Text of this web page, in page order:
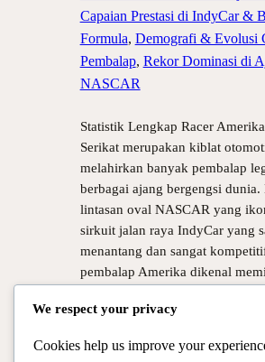
Capaian Prestasi di IndyCar &
Formula, Demografi & Evolusi
Pembalap, Rekor Dominasi di
NASCAR
Statistik Lengkap Racer
Serikat merupakan kiblat
melahirkan banyak pembalap
berbagai ajang bergengsi dunia.
lintasan oval NASCAR yang
sirkuit jalan raya IndyCar yang
menantang dan sangat
pembalap Amerika dikenal
agresif namun tetap sangat
We respect your privacy
Cookies help us improve your